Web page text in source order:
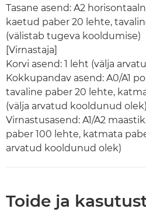
Tasane asend: A2
kaetud paber 20 lehte,
(välistab tugeva kooldumise)
[Virnastaja]
Korvi asend: 1 leht (välja
Kokkupandav asend: A0/A1
tavaline paber 20 lehte,
(välja arvatud kooldunud olek)
Virnastusasend: A1/A2
paber 100 lehte, katmata
arvatud kooldunud olek)
Toide ja